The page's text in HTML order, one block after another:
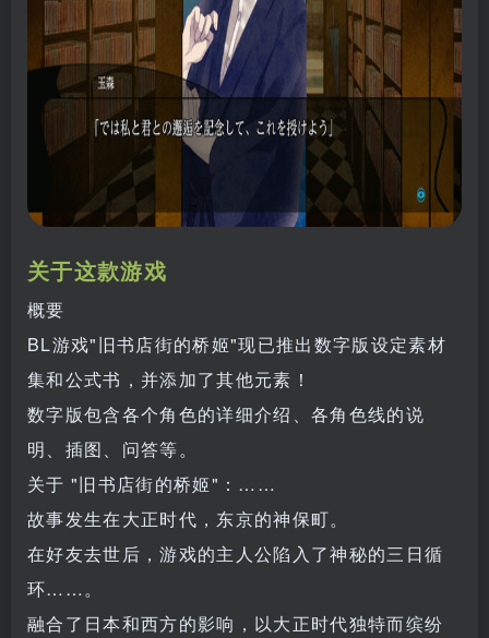
关于这款游戏
概要
BL游戏"旧书店街的桥姬"现已推出数字版设定素材
集和公式书，并添加了其他元素！
数字版包含各个角色的详细介绍、各角色线的说
明、插图、问答等。
关于 "旧书店街的桥姬"：……
故事发生在大正时代，东京的神保町。
在好友去世后，游戏的主人公陷入了神秘的三日循
环……。
融合了日本和西方的影响，以大正时代独特而缤纷